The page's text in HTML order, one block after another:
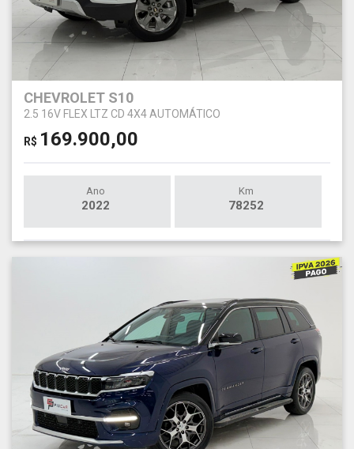
CHEVROLET S10
2.5 16V FLEX LTZ CD 4X4 AUTOMÁTICO
R$ 169.900,00
Ano
2022
Km
78252